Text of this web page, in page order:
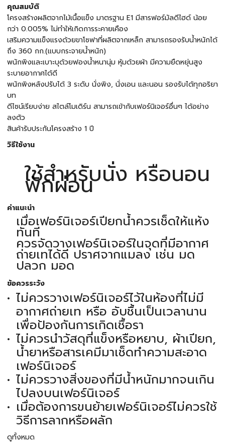
คุณสมบัติ
โครงสร้างผลิตจากไม้เนื้อแข็ง มาตรฐาน E1 มีสารฟอร์มัลดีไฮด์ น้อย
กว่า 0.005% ไม่ทำให้เกิดการระคายเคือง
เสริมความแข็งแรงด้วยขาโซฟาที่ผลิตจากเหล็ก สามารถรองรับน้ำหนักได้
ถึง 360 กก.(แบบกระจายน้ำหนัก)
พนักพิงและเบาะบุด้วยฟองน้ำหนานุ่ม หุ้มด้วยผ้า มีความยืดหยุ่นสูง
ระบายอากาศได้ดี
พนักพิงหลังปรับได้ 3 ระดับ นั่งพิง, นั่งเอน และนอน รองรับได้ทุกอริยา
บท
ดีไซน์เรียบง่าย สไตล์โมเดิร์น สามารถเข้ากับเฟอร์นิเจอร์อื่นๆ ได้อย่าง
ลงตัว
สินค้ารับประกันโครงสร้าง 1 ปี
วิธีใช้งาน
ใช้สำหรับนั่ง หรือนอน
พักผ่อน
คำแนะนำ
เมื่อเฟอร์นิเจอร์เปียกน้ำควรเช็ดให้แห้ง
ทันที
ควรจัดวางเฟอร์นิเจอร์ในจุดที่มีอากาศ
ถ่ายเทได้ดี ปราศจากแมลง เช่น มด
ปลวก มอด
ข้อควรระวัง
ไม่ควรวางเฟอร์นิเจอร์ไว้ในห้องที่ไม่มี
อากาศถ่ายเท หรือ อับชื้นเป็นเวลานาน
เพื่อป้องกันการเกิดเชื้อรา
ไม่ควรนำวัสดุที่แข็งหรือหยาบ, ผ้าเปียก,
น้ำยาหรือสารเคมีมาเช็ดทำความสะอาด
เฟอร์นิเจอร์
ไม่ควรวางสิ่งของที่มีน้ำหนักมากจนเกิน
ไปลงบนเฟอร์นิเจอร์
เมื่อต้องการขนย้ายเฟอร์นิเจอร์ไม่ควรใช้
วิธีการลากหรือผลัก
ดูทั้งหมด